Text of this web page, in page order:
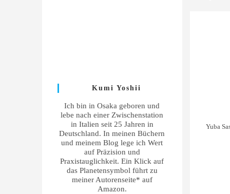
Yuba
Kumi Yoshii
Ich bin in Osaka geboren und
lebe nach einer Zwischenstation
in Italien seit 25 Jahren in
Deutschland. In meinen Büchern
und meinem Blog lege ich Wert
auf Präzision und
Praxistauglichkeit. Ein Klick auf
das Planetensymbol führt zu
meiner Autorenseite* auf
Amazon.